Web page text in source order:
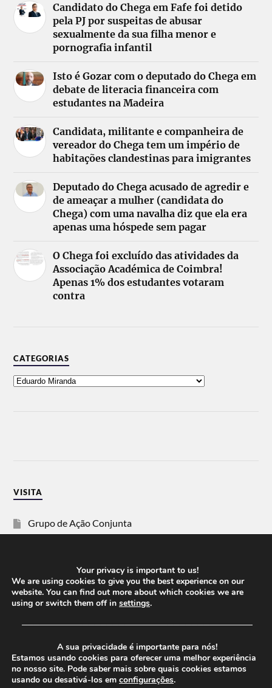
Candidato do Chega em Fafe foi detido
pela PJ por suspeitas de abusar
sexualmente da sua filha menor e
pornografia infantil
Isto é Gozar com o deputado do Chega em
debate de literacia financeira com
estudantes na Madeira
Candidata, militante e companheira de
vereador do Chega tem um império de
habitações clandestinas para imigrantes
Deputado do Chega acusado de agredir e
de ameaçar a mulher (candidata do
Chega) com uma navalha diz que ela era
apenas uma hóspede sem pagar
O Chega foi excluído das atividades da
Associação Académica de Coimbra!
Apenas 1% dos estudantes votaram
contra
CATEGORIAS
VISITA
Grupo de Ação Conjunta
Vida Justa
dezanove
Your privacy is important to us!
We are using cookies to give you the best experience on our
website. You can find out more about which cookies we are
using or switch them off in settings.
──────────────────────────────────────
A sua privacidade é importante para nós!
Estamos usando cookies para oferecer uma melhor experiência
no nosso site. Pode saber mais sobre quais cookies estamos
usando ou desativá-los em configurações.